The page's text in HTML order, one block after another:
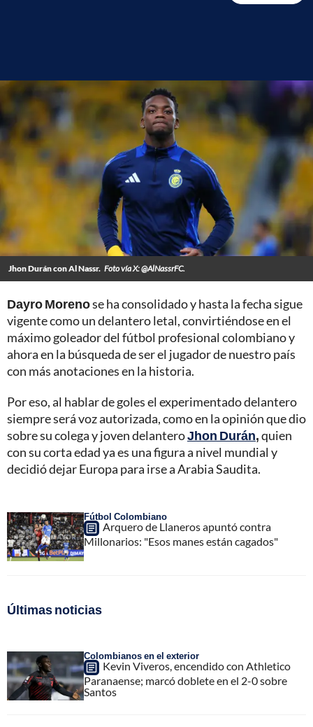
Jhon Durán con Al Nassr. Foto vía X: @AlNassrFC.
Dayro Morenose ha consolidado y hasta la fecha sigue
vigente como un delantero letal, convirtiéndose en el
máximo goleador del fútbol profesional colombiano y
ahora en la búsqueda de ser el jugador de nuestro país
con más anotaciones en la historia.
Por eso, al hablar de goles el experimentado delantero
siempre será voz autorizada, como en la opinión que dio
sobre su colega y joven delanteroJhon Durán,quien
con su corta edad ya es una figura a nivel mundial y
decidió dejar Europa para irse a Arabia Saudita.
Fútbol Colombiano
Arquero de Llaneros apuntó contra
Millonarios: "Esos manes están cagados"
Últimas noticias
Colombianos en el exterior
Kevin Viveros, encendido con Athletico
Paranaense; marcó doblete en el 2-0 sobre
Santos